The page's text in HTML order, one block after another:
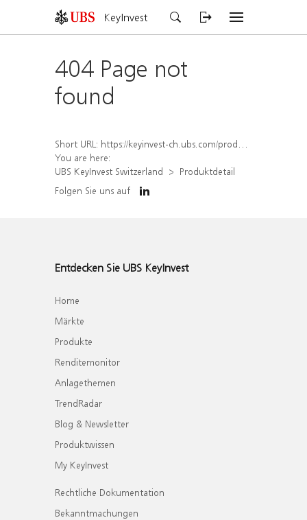
KeyInvest
404 Page not
found
Short URL: https://keyinvest-ch.ubs.com/produkt/detail/index/isin/CH1578398617
You are here:
UBS KeyInvest Switzerland
Produktdetail
Folgen Sie uns auf
Entdecken Sie UBS KeyInvest
Home
Märkte
Produkte
Renditemonitor
Anlagethemen
TrendRadar
Blog & Newsletter
Produktwissen
My KeyInvest
Rechtliche Dokumentation
Bekanntmachungen